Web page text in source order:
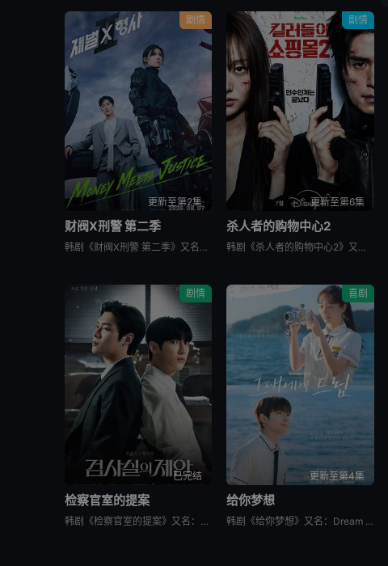
剧情
更新至第2集
财阀X刑警 第二季
韩剧《财阀X刑警 第二季》又名：재벌X형사 2,재벌X형사2,财阀X刑警 2,财阀X刑警2,Flex x Cop2,纨绔子弟(韩国版),재벌X형사 시즌2，讲述了：财阀富三代警察陈利手（安普贤 饰）华
剧情
更新至第6集
杀人者的购物中心2
韩剧《杀人者的购物中心2》又名：A Shop for Killers S2,A Shop for Killers Season 2,킬러들의 쇼핑몰2，讲述了：购物中心即将重新开张！郑进湾（李栋旭 饰
剧情
已完结
检察官室的提案
韩剧《检察官室的提案》又名：检察官办公室的提议,检察官的提案(台),The Prosecutors Proposal,검사실의 제안，讲述了：改编自同名小说。一个是凶手的儿子，一个是受害者的儿子——一
喜剧
更新至第4集
给你梦想
韩剧《给你梦想》又名：Dream For You,그대에게 드림，讲述了：该剧是一部浪漫喜剧，讲述了连一个梦想都无所畏惧的十几岁，被现实挡住而受挫的二十几岁，像变成那样的大人的三十几岁的记者李载与一个